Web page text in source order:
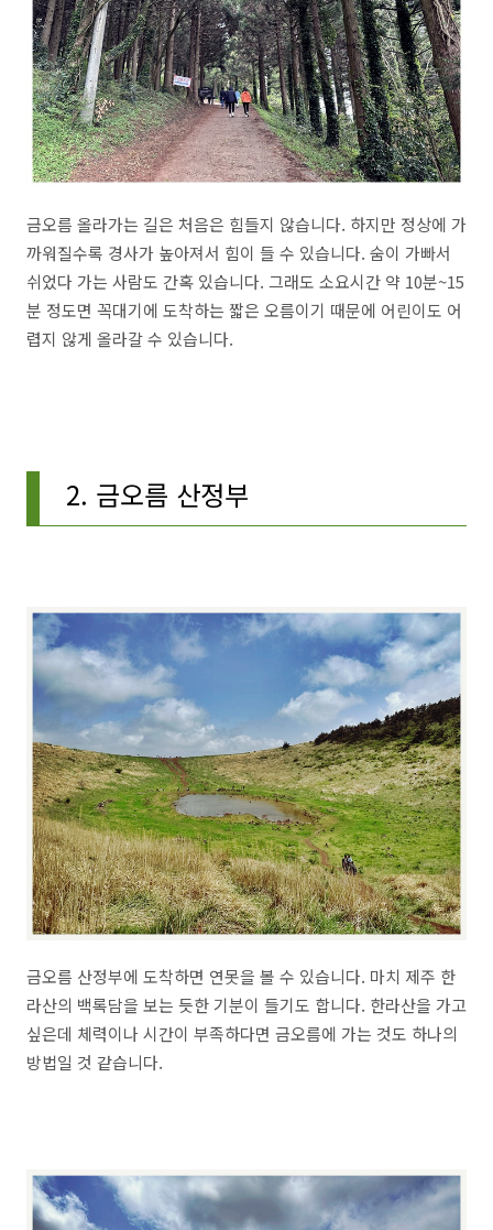
금오름 올라가는 길은 처음은 힘들지 않습니다. 하지만 정상에 가
까워질수록 경사가 높아져서 힘이 들 수 있습니다. 숨이 가빠서
쉬었다 가는 사람도 간혹 있습니다. 그래도 소요시간 약 10분~15
분 정도면 꼭대기에 도착하는 짧은 오름이기 때문에 어린이도 어
렵지 않게 올라갈 수 있습니다.
2. 금오름 산정부
금오름 산정부에 도착하면 연못을 볼 수 있습니다. 마치 제주 한
라산의 백록담을 보는 듯한 기분이 들기도 합니다. 한라산을 가고
싶은데 체력이나 시간이 부족하다면 금오름에 가는 것도 하나의
방법일 것 같습니다.